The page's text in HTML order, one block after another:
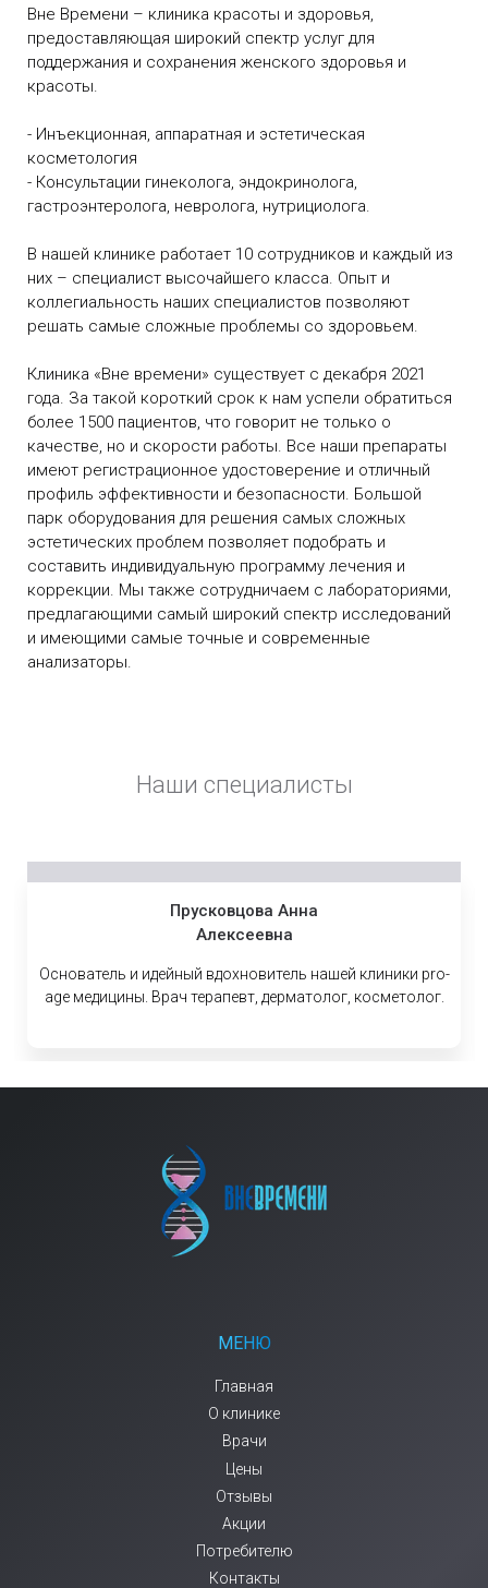
Вне Времени – клиника красоты и здоровья,
предоставляющая широкий спектр услуг для
поддержания и сохранения женского здоровья и
красоты.
- Инъекционная, аппаратная и эстетическая
косметология
- Консультации гинеколога, эндокринолога,
гастроэнтеролога, невролога, нутрициолога.
В нашей клинике работает 10 сотрудников и каждый из
них – специалист высочайшего класса. Опыт и
коллегиальность наших специалистов позволяют
решать самые сложные проблемы со здоровьем.
Клиника «Вне времени» существует с декабря 2021
года. За такой короткий срок к нам успели обратиться
более 1500 пациентов, что говорит не только о
качестве, но и скорости работы. Все наши препараты
имеют регистрационное удостоверение и отличный
профиль эффективности и безопасности. Большой
парк оборудования для решения самых сложных
эстетических проблем позволяет подобрать и
составить индивидуальную программу лечения и
коррекции. Мы также сотрудничаем с лабораториями,
предлагающими самый широкий спектр исследований
и имеющими самые точные и современные
анализаторы.
Наши специалисты
Прусковцова Анна
Алексеевна
Основатель и идейный вдохновитель нашей клиники pro-
age медицины. Врач терапевт, дерматолог, косметолог.
МЕНЮ
Главная
О клинике
Врачи
Цены
Отзывы
Акции
Потребителю
Контакты